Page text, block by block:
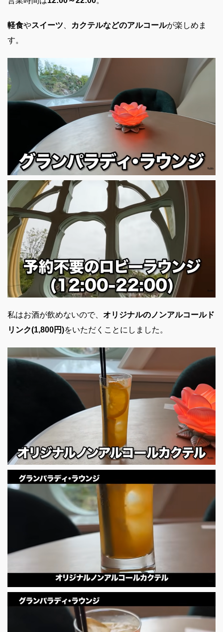
軽食やスイーツ カクテルなどのアルコールが楽しめま
す。
私はお酒が飲めないので、 オリジナルのノンアルコールド
リンク(1,800円)をいただくことにしました。